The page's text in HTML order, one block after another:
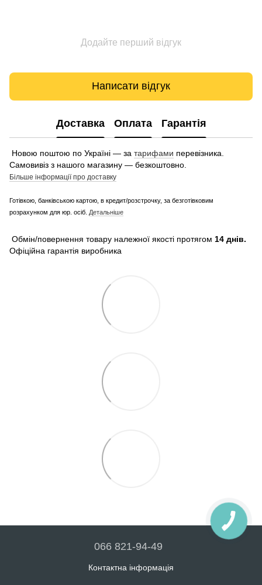
Додайте перший відгук
Написати відгук
Доставка Оплата Гарантія
Новою поштою по Україні — за тарифами перевізника.
Самовивіз з нашого магазину — безкоштовно.
Більше інформації про доставку
Готівкою, банківською картою, в кредит/розстрочку, за безготівковим
розрахунком для юр. осіб. Детальніше
Обмін/повернення товару належної якості протягом 14 днів.
Офіційна гарантія виробника
066 821-94-49
Контактна інформація